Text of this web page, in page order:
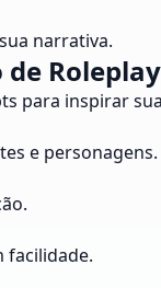
narrativa.
para inspirar
e personagens.
facilidade.